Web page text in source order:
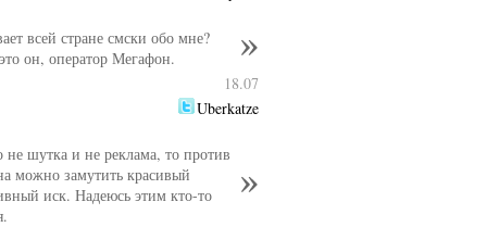
всей стране смски обо мне?
он, оператор Мегафон.
18.07
Uberkatze
не шутка и не реклама, то против
можно замутить красивый
иск. Надеюсь этим кто-то